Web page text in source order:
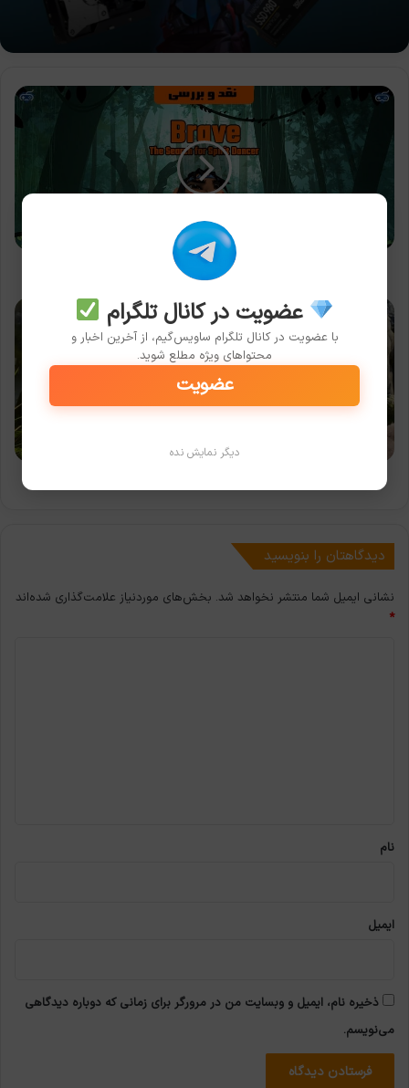
نقد
The
Search
Spirit
پچ
نسخه
4
Baldur’s
Gate
3
در
دسترس
دیدگاهتان را بنویسید
نشانی ایمیل شما منتشر نخواهد شد. بخش‌های موردنیاز علامت‌گذاری شده‌اند
*
نام
ایمیل
ذخیره نام، ایمیل و وبسایت من در مرورگر برای زمانی که دوباره دیدگاهی
می‌نویسم.
عضویت در کانال تلگرام
با عضویت در کانال تلگرام ساویس‌گیم، از آخرین اخبار و
محتواهای ویژه مطلع شوید.
عضویت
دیگر نمایش نده